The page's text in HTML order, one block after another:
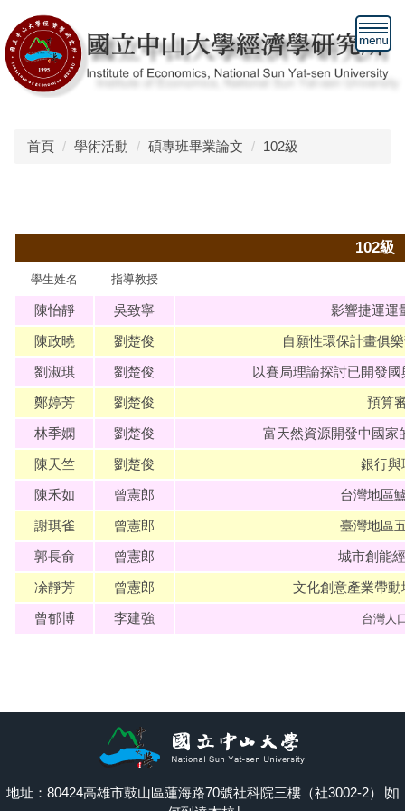
到
主
要
首頁
學術活動 碩專班畢業論文 102級
102級
學生姓名 指導教授
陳怡靜 吳致寧
影響捷運運
陳政曉
劉楚俊
自願性環保計畫俱
劉淑琪
劉楚俊
以賽局理論探討已開發
鄭婷芳
劉楚俊
預算
林季嫻
劉楚俊
富天然資源開發中國家
陳天竺
劉楚俊
銀行與
陳禾如
曾憲郎
台灣地區
謝琪雀
曾憲郎
臺灣地區
郭長俞
曾憲郎
城市創能
凃靜芳
曾憲郎
文化創意產業帶
曾郁博
李建強 台灣人
地址：80424高雄市鼓山區蓮海路70號社科院三樓（社3002-2）∣ 如